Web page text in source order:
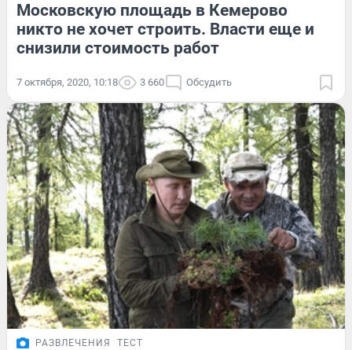
Московскую площадь в Кемерово
никто не хочет строить. Власти еще и
снизили стоимость работ
7 октября, 2020, 10:18 3 660 Обсудить
РАЗВЛЕЧЕНИЯ ТЕСТ